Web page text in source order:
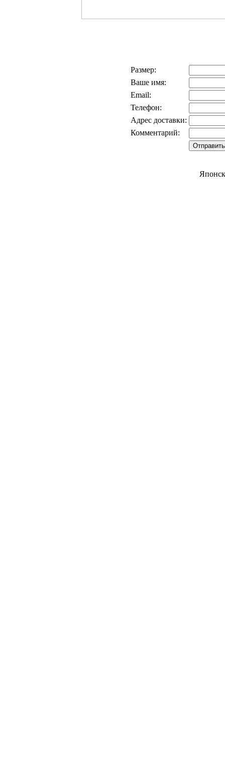
Размер:
Ваше имя:
Email:
Телефон:
Адрес доставки:
Комментарий: